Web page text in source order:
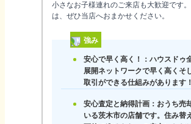
小さなお子様連れのご来店も大歓迎です
は、ぜひ当店へおまかせください。
強み
安心で早く高く！：ハウスドゥ
展開ネットワークで早く高くそ
取引ができる仕組みがあります！
安心査定と納得計画：おうち売
いる茨木市の店舗です。住み替